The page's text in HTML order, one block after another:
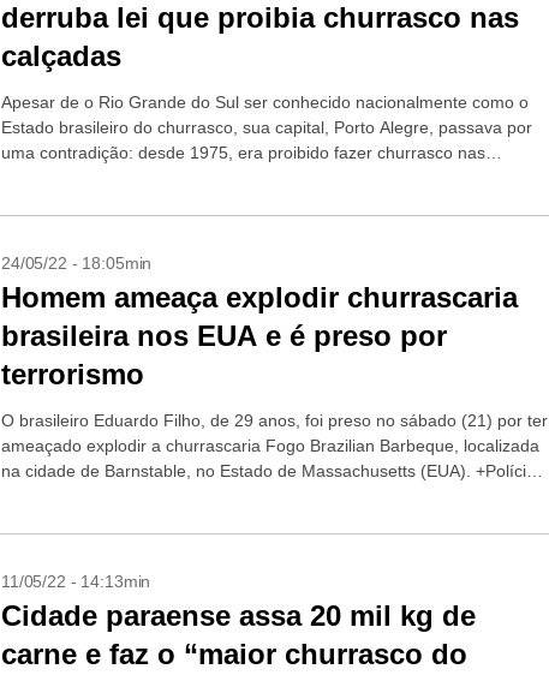
derruba lei que proibia churrasco nas
calçadas
Apesar de o Rio Grande do Sul ser conhecido nacionalmente como o
Estado brasileiro do churrasco, sua capital, Porto Alegre, passava por
uma contradição: desde 1975, era proibido fazer churrasco nas
24/05/22 - 18:05min
Homem ameaça explodir churrascaria
brasileira nos EUA e é preso por
terrorismo
O brasileiro Eduardo Filho, de 29 anos, foi preso no sábado (21) por ter
ameaçado explodir a churrascaria Fogo Brazilian Barbeque, localizada
na cidade de Barnstable, no Estado de Massachusetts (EUA). +Polícia
11/05/22 - 14:13min
Cidade paraense assa 20 mil kg de
carne e faz o “maior churrasco do